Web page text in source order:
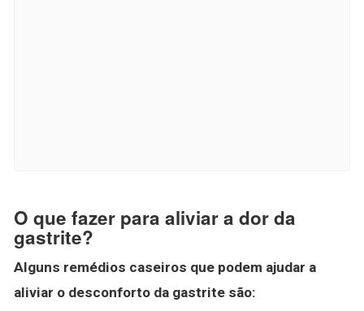
O que fazer para aliviar a dor da
gastrite?
Alguns remédios caseiros que podem ajudar a
aliviar o desconforto da gastrite são: